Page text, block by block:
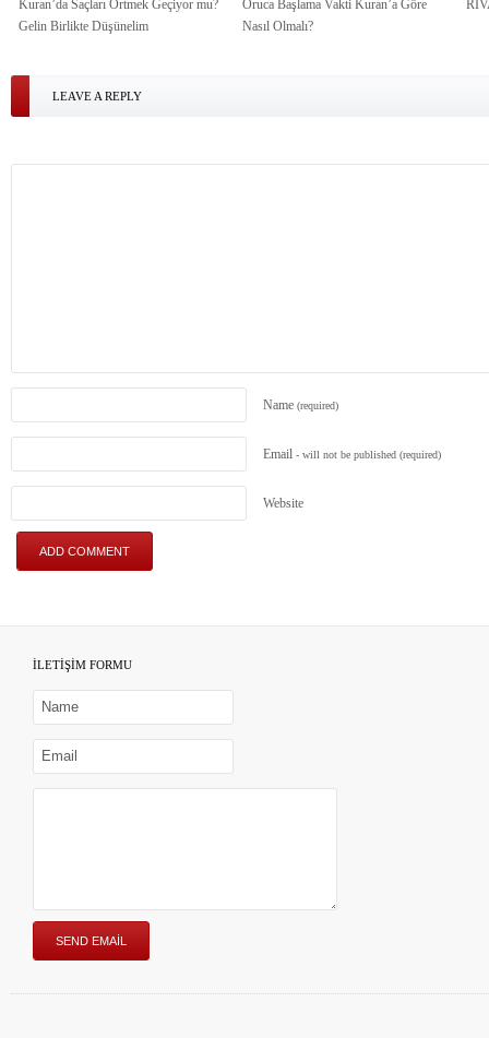
Kuran’da Saçları Örtmek Geçiyor mu?
Gelin Birlikte Düşünelim
Oruca Başlama Vakti Kuran’a Göre
Nasıl Olmalı?
LEAVE A REPLY
Name (required)
Email - will not be published (required)
Website
İLETİŞİM FORMU